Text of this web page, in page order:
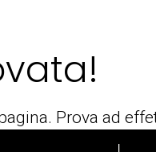
Prova ad